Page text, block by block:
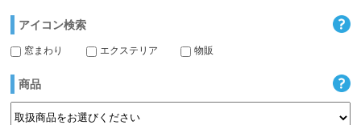
アイコン検索
窓まわり エクステリア 物販
商品